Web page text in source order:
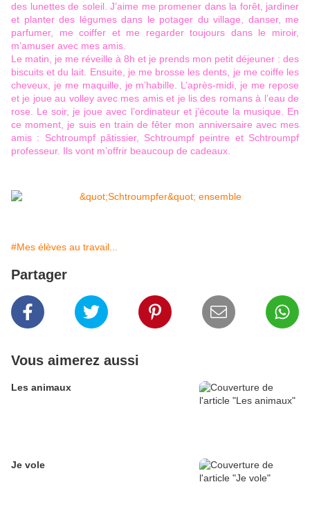
des lunettes de soleil. J’aime me promener dans la forêt, jardiner
et planter des légumes dans le potager du village, danser, me
parfumer, me coiffer et me regarder toujours dans le miroir,
m’amuser avec mes amis.
Le matin, je me réveille à 8h et je prends mon petit déjeuner : des
biscuits et du lait. Ensuite, je me brosse les dents, je me coiffe les
cheveux, je me maquille, je m’habille. L’après-midi, je me repose
et je joue au volley avec mes amis et je lis des romans à l’eau de
rose. Le soir, je joue avec l’ordinateur et j’écoute la musique. En
ce moment, je suis en train de fêter mon anniversaire avec mes
amis : Schtroumpf pâtissier, Schtroumpf peintre et Schtroumpf
professeur. Ils vont m’offrir beaucoup de cadeaux.
#Mes élèves au travail...
Partager
Vous aimerez aussi
Les animaux
Je vole